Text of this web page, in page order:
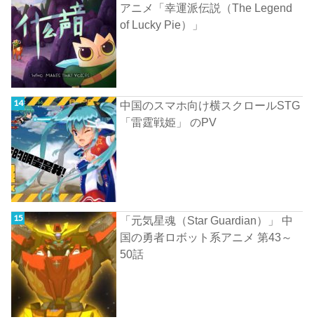
アニメ「幸運派伝説（The Legend
of Lucky Pie）」
中国のスマホ向け横スクロールSTG
「雷霆戦姫」 のPV
「元気星魂（Star Guardian）」 中
国の勇者ロボット系アニメ 第43～
50話